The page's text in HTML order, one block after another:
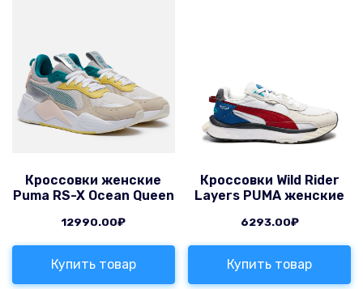
Кроссовки женские
Puma RS-X Ocean Queen
12990.00₽
Купить товар
Кроссовки Wild Rider
Layers PUMA женские
6293.00₽
Купить товар